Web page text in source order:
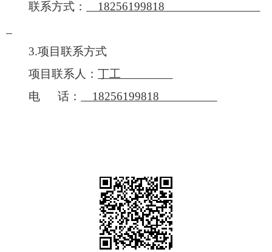
联系方式：
18256199818
3.项目联系方式
项目联系人：丁工
电
话： 18256199818